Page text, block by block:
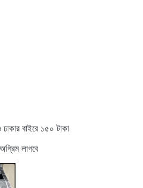
ঢাকার বাইরে ১৫০ টাকা
লাগবে